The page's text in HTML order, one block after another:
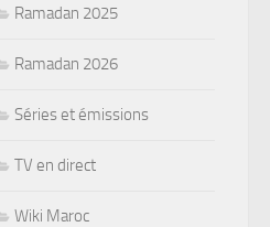
Ramadan 2025
Ramadan 2026
Séries et émissions
TV en direct
Wiki Maroc